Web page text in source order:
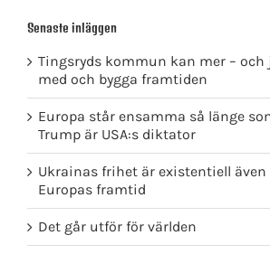
Senaste inläggen
Tingsryds kommun kan mer – och
med och bygga framtiden
Europa står ensamma så länge
Trump är USA:s diktator
Ukrainas frihet är existentiell även
Europas framtid
Det går utför för världen